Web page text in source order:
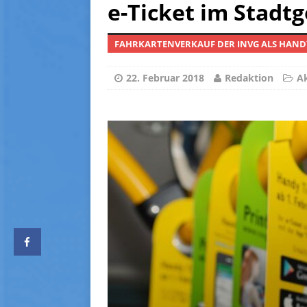
[ 14. Juni 2026 ]
[ 24. August 2025 ] Haus
[ 2. August 2026 ]
e-Ticket im
FAHRKARTENVERKAUF DER INVG ALS
22. Februar 2018 Redaktion